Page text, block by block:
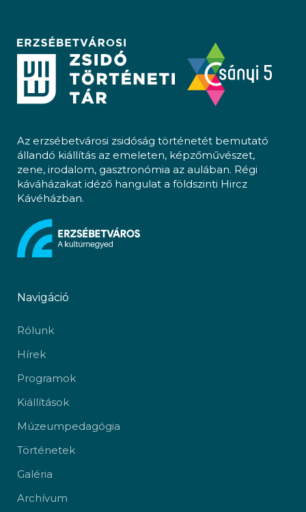
Az erzsébetvárosi zsidóság történetét bemutató
állandó kiállítás az emeleten, képzőművészet,
zene, irodalom, gasztronómia az aulában. Régi
káváházakat idéző hangulat a földszinti Hircz
Kávéházban.
Navigáció
Rólunk
Hírek
Programok
Kiállítások
Múzeumpedagógia
Történetek
Galéria
Archívum